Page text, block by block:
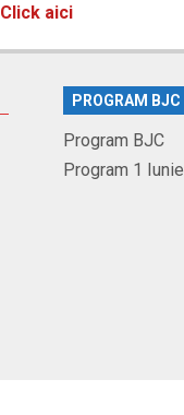
Click aici
PROGRAM BJC
Program BJC
Program 1 Iunie